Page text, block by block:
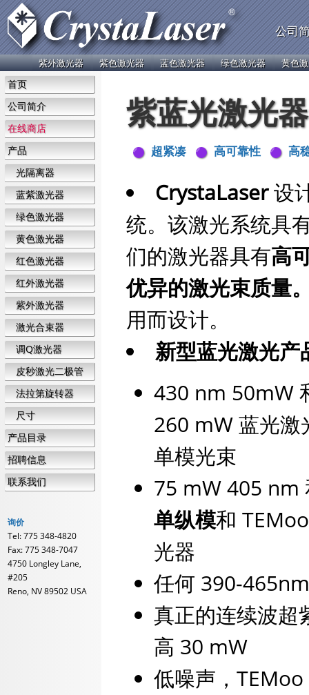
公司
紫外激光器 紫色激光器 蓝色激光器 绿色激光器 黄色
首页
公司简介
在线商店
产品
光隔离器
蓝紫激光器
绿色激光器
黄色激光器
红色激光器
红外激光器
紫外激光器
激光合束器
调Q激光器
皮秒激光二极管
法拉第旋转器
尺寸
产品目录
招聘信息
联系我们
询价
Tel: 775 348-4820
Fax: 775 348-7047
4750 Longley Lane,
#205
Reno, NV 89502 USA
紫蓝光激光器
超紧凑 高可靠性 高
CrystaLaser设
统。该激光系统具
们的激光器具有高
优异的激光束质量
用而设计。
新型蓝光激光产
430 nm 50mW
260 mW 蓝光激
单模光束
75 mW 405 nm
单纵模和
光器
任何 390-
真正的连续波超
高 30 mW
低噪声，